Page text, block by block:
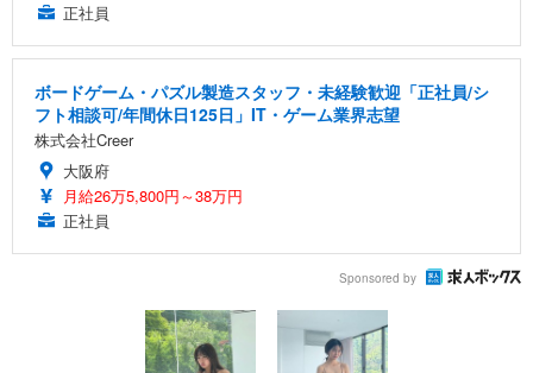
正社員
ボードゲーム・パズル製造スタッフ・未経験歓迎「正社員/シ
フト相談可/年間休日125日」IT・ゲーム業界志望
株式会社Creer
大阪府
月給26万5,800円～38万円
正社員
Sponsored by